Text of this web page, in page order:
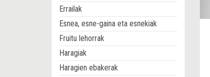
Errailak
Esnea, esne-gaina eta esnekiak
Fruitu lehorrak
Haragiak
Haragien ebakerak